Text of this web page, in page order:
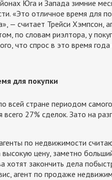
Юга и Запада зимние
«Это отличное время для
— считает Трейси Хэмпсон,
по словам риэлтора, у
что спрос в это время года
для покупки
всей стране периодом
всего 27% сделок. Зато на
по недвижимости
высокую цену, заметно
хотят закончить дела
агент по продаже